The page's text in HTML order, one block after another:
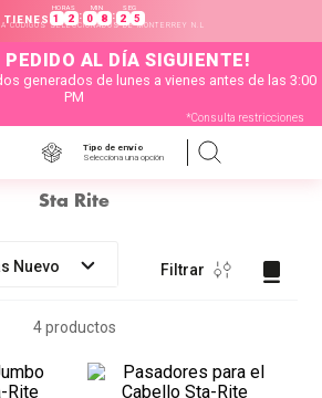
TIENES
HORAS
1 2 :
MIN
0 8 :
SEG
2 5
CÓDIGOS SELECCIONADOS DE MONTERREY N.L
PEDIDO AL DÍA SIGUIENTE!
generados de lunes a vienes antes de las 3:00
PM
*Consulta restricciones
Tipo de envío
Selecciona una opción
Sta Rite
Nuevo Filtrar
4productos